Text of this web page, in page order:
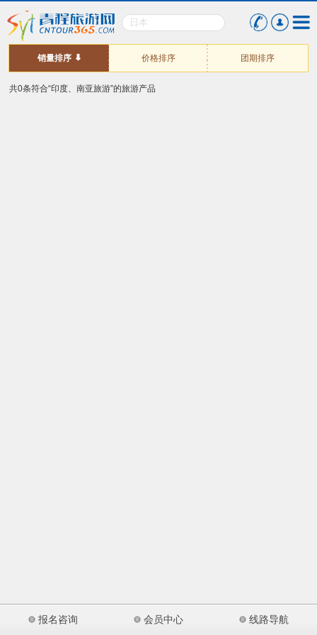
销量排序 价格排序 团期排序
共0条符合“印度、南亚旅游”的旅游产品
报名咨询 会员中心 线路导航